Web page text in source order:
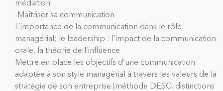
médiation.
-Maîtriser sa communication
L’importance de la communication dans le rôle
managérial; le leadership : l’impact de la communication
orale, la théorie de l’influence
Mettre en place les objectifs d’une communication
adaptée à son style managérial à travers les valeurs de la
stratégie de son entreprise.(méthode DESC, distinctions